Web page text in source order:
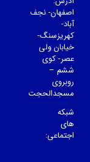
اصفهان- نجف
آباد-
کهریزسنگ-
خیابان ولی
عصر- کوی
ششم –
روبروی
مسجدالحجت
شبکه
های
اجتماعی: